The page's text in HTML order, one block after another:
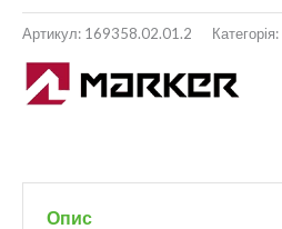
Артикул: 169358.02.01.2 Категорія:
Опис